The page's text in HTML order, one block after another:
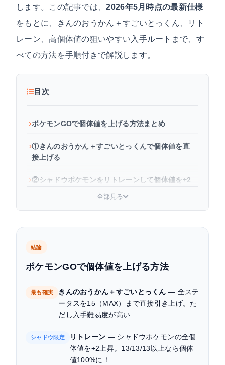
します。この記事では、2026年5月時点の最新仕様
をもとに、きんのおうかん＋すごいとっくん、リト
レーン、高個体値の狙いやすい入手ルートまで、す
べての方法を手順付きで解説します。
目次
ポケモンGOで個体値を上げる方法まとめ
①きんのおうかん＋すごいとっくんで個体値を直
接上げる
②シャドウポケモンをリトレーンして個体値を+2
③キラ交換・レイド・タマゴで高個体値を狙う入
きんのおうかんを使うべきポケモンの優先順位
PvPでは「あえて上げない」が正解の場合もある
個体値の確認方法（まず現状を把握しよう）
まとめ：自分の目的に合った方法を選ぼう
よくある質問
全部見る
結論
ポケモンGOで個体値を上げる方法
最も確実 きんのおうかん＋すごいとっくん — 全ステ
ータスを15（MAX）まで直接引き上げ。た
だし入手難易度が高い
シャドウ限定 リトレーン — シャドウポケモンの全個
体値を+2上昇。13/13/13以上なら個体
値100%に！